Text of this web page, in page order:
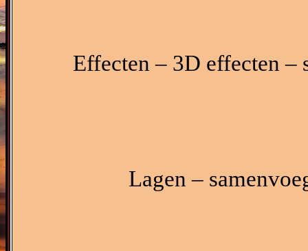
Effecten – 3D effecten –
Lagen –